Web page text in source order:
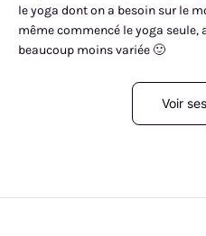
le yoga dont on a besoin sur le
même commencé le yoga seule,
beaucoup moins variée 🙂
Voir